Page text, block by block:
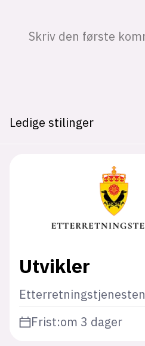
Ledige stilinger
Utvikler
Etterretningstjenesten
Frist:om 3 dager